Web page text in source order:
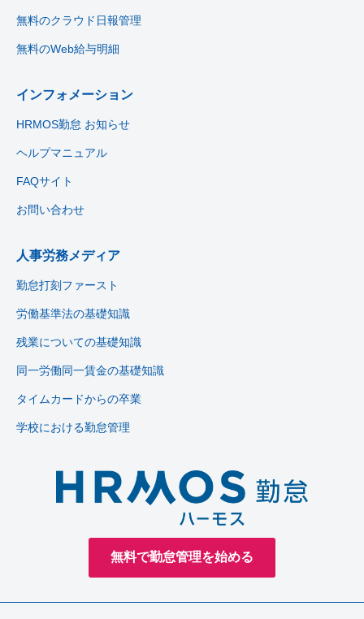
無料のクラウド日報管理
無料のWeb給与明細
インフォメーション
HRMOS勤怠 お知らせ
ヘルプマニュアル
FAQサイト
お問い合わせ
人事労務メディア
勤怠打刻ファースト
労働基準法の基礎知識
残業についての基礎知識
同一労働同一賃金の基礎知識
タイムカードからの卒業
学校における勤怠管理
無料で勤怠管理を始める